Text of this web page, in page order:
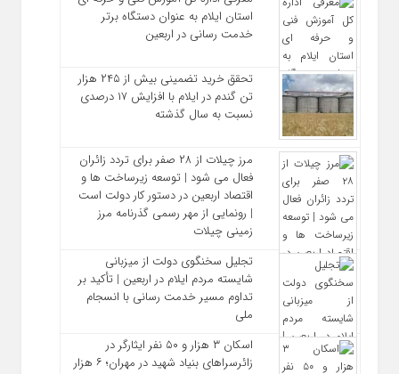
استان ایلام به‌ عنوان دستگاه برتر
خدمت‌ رسانی در اربعین
تحقق خرید تضمینی بیش از ۲۴۵ هزار
تن گندم در ایلام با افزایش ۱۷ درصدی
نسبت به سال گذشته
مرز چیلات از ۲۸ صفر برای تردد زائران
فعال می‌ شود | توسعه زیرساخت‌ ها و
اقتصاد اربعین در دستور کار دولت است
| رونمایی از مهر رسمی گذرنامه مرز
زمینی چیلات
تجلیل سخنگوی دولت از میزبانی
شایسته مردم ایلام در اربعین | تأکید بر
تداوم مسیر خدمت‌ رسانی با انسجام
ملی
اسکان ۳ هزار و ۵۰ نفر ایثارگر در
زائرسراهای بنیاد شهید در مهران؛ ۶ هزار